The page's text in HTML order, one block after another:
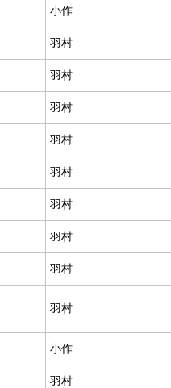
小作
羽村
羽村
羽村
羽村
羽村
羽村
羽村
羽村
羽村
小作
羽村